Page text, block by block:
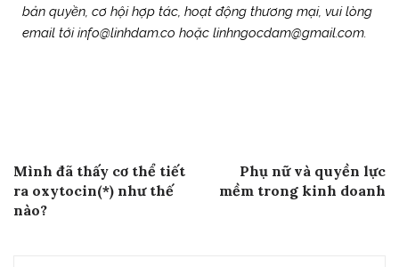
bản quyền, cơ hội hợp tác, hoạt động thương mại, vui lòng
email tới info@linhdam.co hoặc linhngocdam@gmail.com.
Post
navigation
Mình đã thấy cơ thể tiết
ra oxytocin(*) như thế
nào?
Phụ nữ và quyền lực
mềm trong kinh doanh